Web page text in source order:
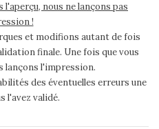
l'aperçu, nous ne lançons pas
!
et modifions autant de fois
finale. Une fois que vous
lançons l'impression.
des éventuelles erreurs une
l'avez validé.